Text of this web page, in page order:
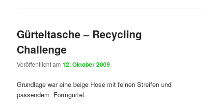
Gürteltasche – Recycling
Challenge
Veröffentlicht am12. Oktober 2009
Grundlage war eine beige Hose mit feinen Streifen und
passendem Formgürtel.